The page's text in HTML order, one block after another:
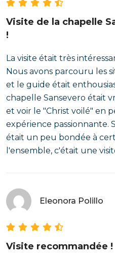
Visite de la chapelle
!
La visite était très
Nous avons parcouru les
et le guide était
chapelle Sansevero était
et voir le "Christ voilé" en
expérience passionnante.
était un peu bondée à
l'ensemble, c'était une
Eleonora Polillo
Visite recommandée !